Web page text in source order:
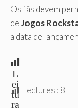
Os fãs devem
deJogos
a data de
L
ei
tu
ra
Lectures : 8